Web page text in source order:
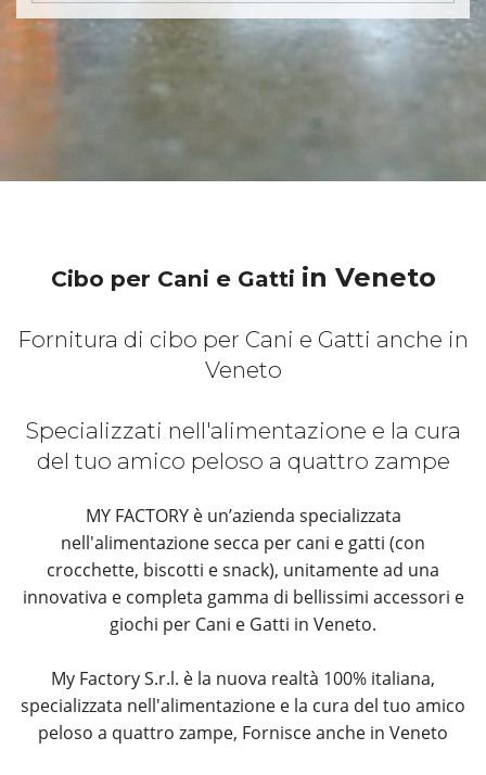
Cibo per Cani e Gatti in Veneto
Fornitura di cibo per Cani e Gatti anche in
Veneto
Specializzati nell'alimentazione e la cura
del tuo amico peloso a quattro zampe
MY FACTORY è un’azienda specializzata
nell'alimentazione secca per cani e gatti (con
crocchette, biscotti e snack), unitamente ad una
innovativa e completa gamma di bellissimi accessori e
giochi per Cani e Gatti in Veneto.
My Factory S.r.l. è la nuova realtà 100% italiana,
specializzata nell'alimentazione e la cura del tuo amico
peloso a quattro zampe, Fornisce anche in Veneto